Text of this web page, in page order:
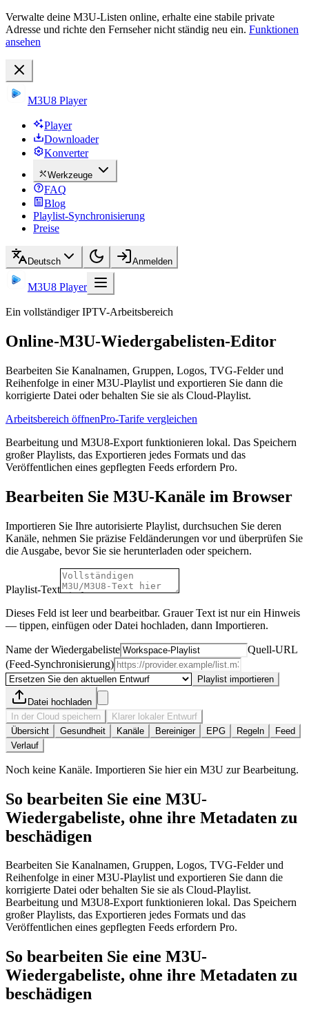
Verwalte deine M3U-Listen online, erhalte eine stabile private
Adresse und richte den Fernseher nicht ständig neu ein. Funktionen
ansehen
M3U8 Player
Player
Downloader
Konverter
Werkzeuge
FAQ
Blog
Playlist-Synchronisierung
Preise
Deutsch Anmelden
M3U8 Player
Ein vollständiger IPTV-Arbeitsbereich
Online-M3U-Wiedergabelisten-Editor
Bearbeiten Sie Kanalnamen, Gruppen, Logos, TVG-Felder und
Reihenfolge in einer M3U-Playlist und exportieren Sie dann die
korrigierte Datei oder behalten Sie sie als Cloud-Playlist.
Arbeitsbereich öffnenPro-Tarife vergleichen
Bearbeitung und M3U8-Export funktionieren lokal. Das Speichern
großer Playlists, das Exportieren jedes Formats und das
Veröffentlichen eines gepflegten Feeds erfordern Pro.
Bearbeiten Sie M3U-Kanäle im Browser
Importieren Sie Ihre autorisierte Playlist, durchsuchen Sie deren
Kanäle, nehmen Sie präzise Feldänderungen vor und überprüfen Sie
die Ausgabe, bevor Sie sie herunterladen oder speichern.
Playlist-Text
Dieses Feld ist leer und bearbeitbar. Grauer Text ist nur ein Hinweis
— tippen, einfügen oder Datei hochladen, dann Importieren.
Name der Wiedergabeliste
Quell-URL
(Feed-Synchronisierung)
Playlist importieren
Datei hochladen
In der Cloud speichern
Klarer lokaler Entwurf
Übersicht
Gesundheit Kanäle Bereiniger EPG Regeln
Feed
Verlauf
Noch keine Kanäle. Importieren Sie hier ein M3U zur Bearbeitung.
So bearbeiten Sie eine M3U-
Wiedergabeliste, ohne ihre Metadaten zu
beschädigen
Bearbeiten Sie Kanalnamen, Gruppen, Logos, TVG-Felder und
Reihenfolge in einer M3U-Playlist und exportieren Sie dann die
korrigierte Datei oder behalten Sie sie als Cloud-Playlist.
Bearbeitung und M3U8-Export funktionieren lokal. Das Speichern
großer Playlists, das Exportieren jedes Formats und das
Veröffentlichen eines gepflegten Feeds erfordern Pro.
So bearbeiten Sie eine M3U-
Wiedergabeliste, ohne ihre Metadaten zu
beschädigen